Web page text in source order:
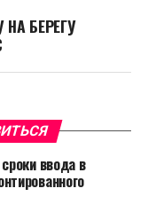
БЕРЕГУ
ввода в